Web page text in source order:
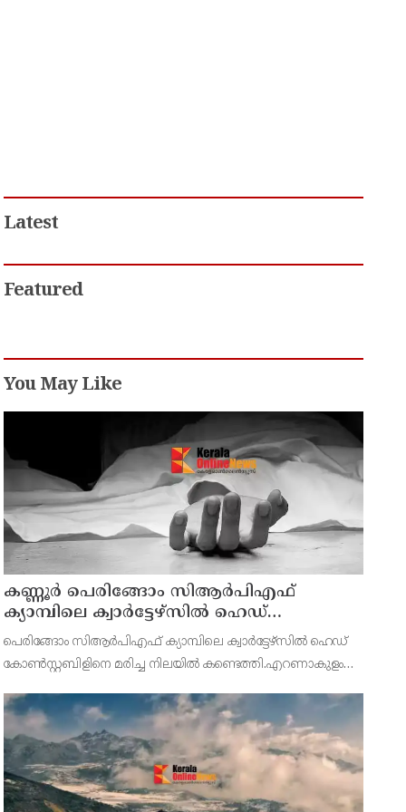
Latest
Featured
You May Like
കണ്ണൂര്‍ പെരിങ്ങോം സിആര്‍പിഎഫ്
ക്യാമ്പിലെ ക്വാര്‍ട്ടേഴ്സില്‍ ഹെഡ്
കോണ്‍സ്റ്റബിളിനെ മരിച്ച നിലയില്‍
കണ്ടെത്തി
പെരിങ്ങോം സിആർപിഎഫ് ക്യാമ്പിലെ ക്വാർട്ടേഴ്സില്‍ ഹെഡ്
കോണ്‍സ്റ്റബിളിനെ മരിച്ച നിലയില്‍ കണ്ടെത്തി.എറണാകുളം
രാവിലെയാണ് സംഭവം പുറത്തറിയുന്നത്.